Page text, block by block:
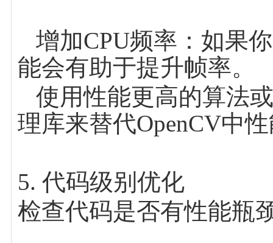
增加CPU频率：如果
能会有助于提升帧率。
使用性能更高的算法
理库来替代OpenCV中
5. 代码级别优化
检查代码是否有性能瓶